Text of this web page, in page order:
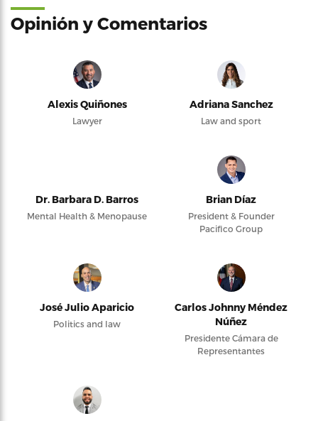
Opinión y Comentarios
Alexis Quiñones
Lawyer
Adriana Sanchez
Law and sport
Dr. Barbara D. Barros
Mental Health & Menopause
Brian Díaz
President & Founder
Pacifico Group
José Julio Aparicio
Politics and law
Carlos Johnny Méndez
Núñez
Presidente Cámara de
Representantes